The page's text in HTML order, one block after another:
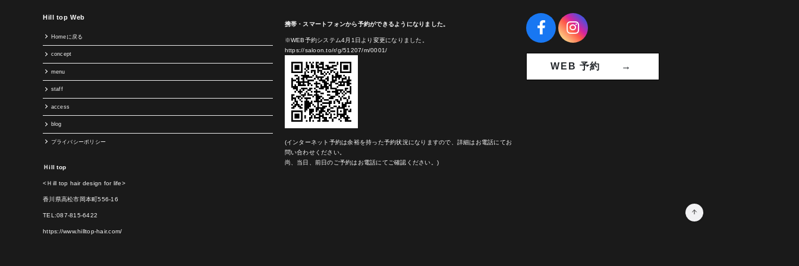
Hill top Web
Homeに戻る
concept
menu
staff
access
blog
プライバシーポリシー
Ｈill top
<Ｈill top hair design for life>
香川県高松市岡本町556-16
TEL:087-815-6422
https://www.hilltop-hair.com/
携帯・スマートフォンから予約ができるようになりました。
※WEB予約システム4月1日より変更になりました。
https://saloon.to/r/g/51207/m/0001/
(インターネット予約は余裕を持った予約状況になりますので、詳細はお電話にてお
問い合わせください。
尚、当日、前日のご予約はお電話にてご確認ください。)
WEB 予約 →